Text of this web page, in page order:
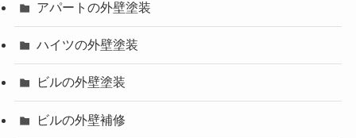
アパートの外壁塗装
ハイツの外壁塗装
ビルの外壁塗装
ビルの外壁補修